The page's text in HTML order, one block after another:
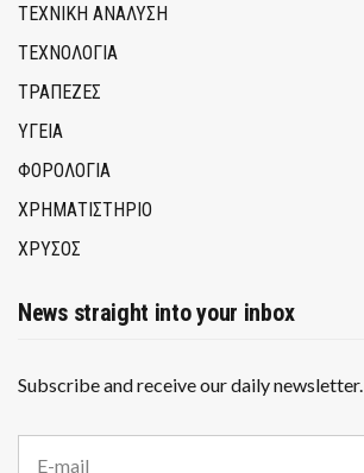
ΤΕΧΝΙΚΗ ΑΝΑΛΥΣΗ
ΤΕΧΝΟΛΟΓΙΑ
ΤΡΆΠΕΖΕΣ
ΥΓΕΙΑ
ΦΟΡΟΛΟΓΙΑ
ΧΡΗΜΑΤΙΣΤΗΡΙΟ
ΧΡΥΣΟΣ
News straight into your inbox
Subscribe and receive our daily newsletter.